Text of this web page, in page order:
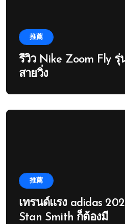
推薦
รีวิว Nike Zoom Fly
สายวิ่ง
推薦
เทรนด์แรง adidas
Stan Smith ก็ต้องมี